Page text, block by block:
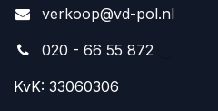
verkoop@vd-pol.nl
020 - 66 55 872
KvK: 33060306